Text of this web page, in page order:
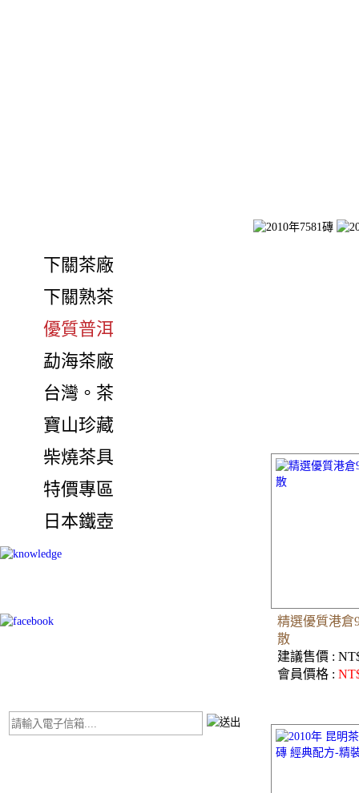
下關茶廠
下關熟茶
優質普洱
勐海茶廠
台灣。茶
寶山珍藏
柴燒茶具
特價專區
日本鐵壺
精選優質港倉
散
建議售價 :
會員價格 :